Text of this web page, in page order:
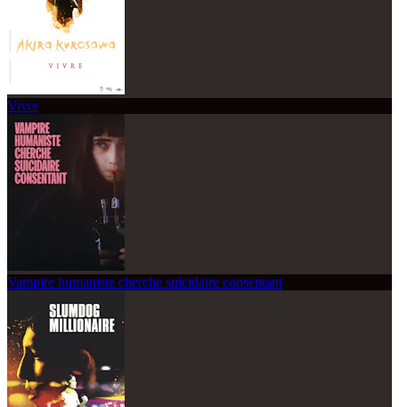
Vivre
Vampire humaniste cherche suicidaire consentant